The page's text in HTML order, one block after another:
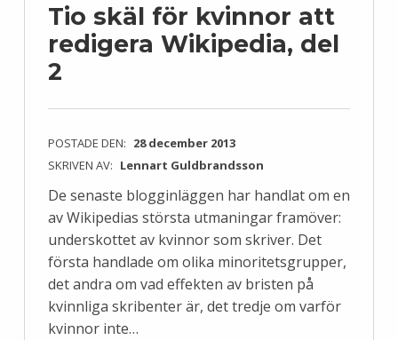
Tio skäl för kvinnor att
redigera Wikipedia, del
2
POSTADE DEN: 28 december 2013
SKRIVEN AV: Lennart Guldbrandsson
De senaste blogginläggen har handlat om en
av Wikipedias största utmaningar framöver:
underskottet av kvinnor som skriver. Det
första handlade om olika minoritetsgrupper,
det andra om vad effekten av bristen på
kvinnliga skribenter är, det tredje om varför
kvinnor inte…